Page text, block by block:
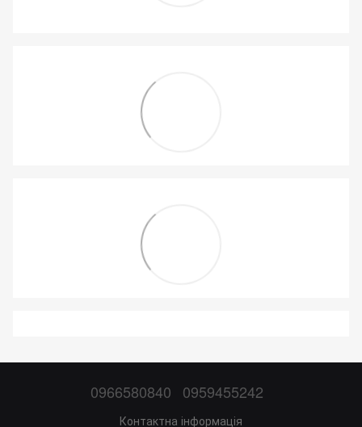
0966580840 0959455242
Контактна інформація